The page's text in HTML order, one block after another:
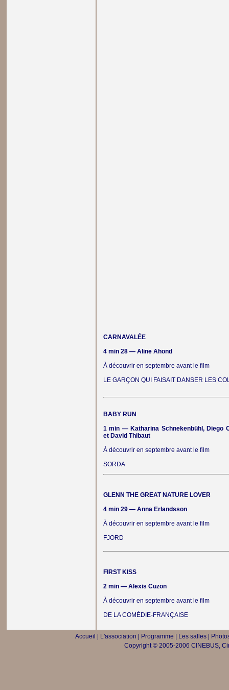
CARNAVALÉE
4 min 28 — Aline Ahond
À découvrir en septembre avant le film
LE GARÇON QUI FAISAIT DANSER LES
BABY RUN
1 min — Katharina Schnekenbühl, Diego
et David Thibaut
À découvrir en septembre avant le film
SORDA
GLENN THE GREAT NATURE LOVER
4 min 29 — Anna Erlandsson
À découvrir en septembre avant le film
FJORD
FIRST KISS
2 min — Alexis Cuzon
À découvrir en septembre avant le film
DE LA COMÉDIE-FRANÇAISE
Accueil L'association Programme Les salles|
Copyright © 2005-2006 CINEBUS,